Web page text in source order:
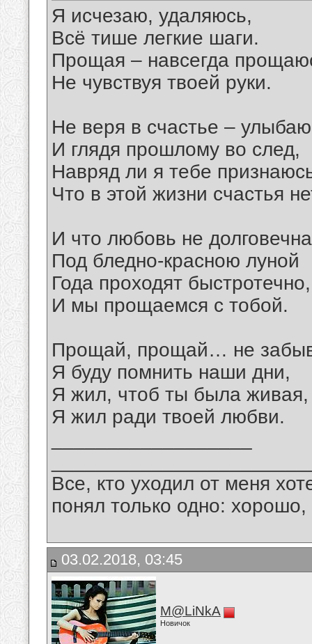
Я исчезаю, удаляюсь,
Всё тише легкие шаги.
Прощая – навсегда
Не чувствуя твоей руки.
Не веря в счастье –
И глядя прошлому во след,
Навряд ли я тебе
Что в этой жизни счастья
И что любовь не
Под бледно-красною луной
Года проходят быстротечно,
И мы прощаемся с тобой.
Прощай, прощай… не
Я буду помнить наши дни,
Я жил, чтоб ты была живая,
Я жил ради твоей любви.
Все, кто уходил от меня
понял только одно:
03.02.2018, 03:45
M@LiNkA
Новичок